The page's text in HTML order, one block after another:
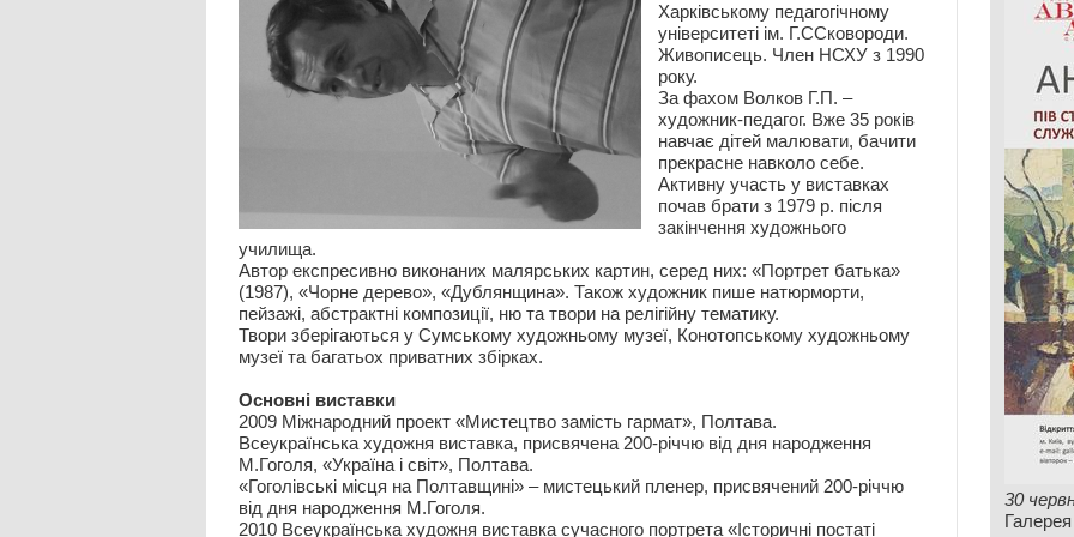
Харківському педагогічному
університеті ім. Г.ССковороди.
Живописець. Член НСХУ з 1990
року.
За фахом Волков Г.П. –
художник-педагог. Вже 35 років
навчає дітей малювати, бачити
прекрасне навколо себе.
Активну участь у виставках
почав брати з 1979 р. після
закінчення художнього
училища.
Автор експресивно виконаних малярських картин, серед них: «Портрет батька»
(1987), «Чорне дерево», «Дублянщина». Також художник пише натюрморти,
пейзажі, абстрактні композиції, ню та твори на релігійну тематику.
Твори зберігаються у Сумському художньому музеї, Конотопському художньому
музеї та багатьох приватних збірках.
Основні виставки
2009 Міжнародний проект «Мистецтво замість гармат», Полтава.
Всеукраїнська художня виставка, присвячена 200-річчю від дня народження
М.Гоголя, «Україна і світ», Полтава.
«Гоголівські місця на Полтавщині» – мистецький пленер, присвячений 200-річчю
від дня народження М.Гоголя.
2010 Всеукраїнська художня виставка сучасного портрета «Історичні постаті
30